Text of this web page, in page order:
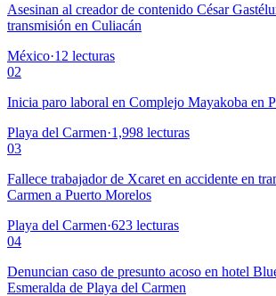
Asesinan al creador de contenido César
transmisión en Culiacán
México·12 lecturas
02
Inicia paro laboral en Complejo Mayakoba en
Playa del Carmen·1,998 lecturas
03
Fallece trabajador de Xcaret en accidente en
Carmen a Puerto Morelos
Playa del Carmen·623 lecturas
04
Denuncian caso de presunto acoso en hotel
Esmeralda de Playa del Carmen